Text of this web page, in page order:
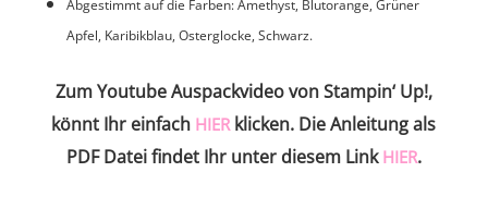
Abgestimmt auf die Farben: Amethyst, Blutorange, Grüner
Apfel, Karibikblau, Osterglocke, Schwarz.
Zum Youtube Auspackvideo von Stampin‘ Up!,
könnt Ihr einfach HIERklicken. Die Anleitung als
PDF Datei findet Ihr unter diesem Link HIER.